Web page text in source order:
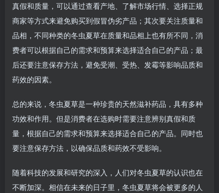
真假和质量，可以通过查看产地、了解市场行情、选择正规
商家等方式来避免购买到假冒伪劣产品；其次要关注质量和
品相，不同种类的冬虫夏草在质量和品相上也有所不同，消
费者可以根据自己的需求和预算来选择适合自己的产品；最
后还要注意保存方法，避免受潮、受热、发霉等影响品质和
药效的因素。
总的来说，冬虫夏草是一种珍贵的天然滋补药品，具有多种
功效和作用。但是消费者在选购时需要注意辨别真假和质
量，根据自己的需求和预算来选择适合自己的产品。同时也
要注意保存方法，以确保品质和药效不受影响。
随着科技的发展和研究的深入，人们对冬虫夏草的认识也在
不断加深。相信在未来的日子里，冬虫夏草将会被更多的人